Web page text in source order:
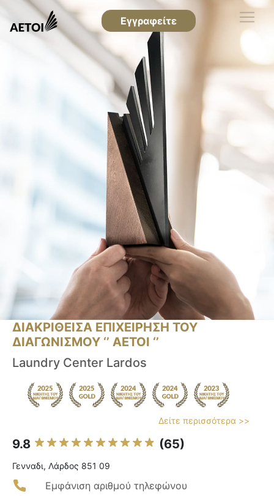
Εγγραφείτε
ΔΙΑΚΡΙΘΕΙΣΑ ΕΠΙΧΕΙΡΗΣΗ ΤΟΥ
ΔΙΑΓΩΝΙΣΜΟΥ ‘’ ΑΕΤΟΙ ‘’
Laundry Center Lardos
Δείτε περισσότερα >>
9.8 (65)
Γενναδι, Λάρδος 851 09
Εμφάνιση αριθμού τηλεφώνου